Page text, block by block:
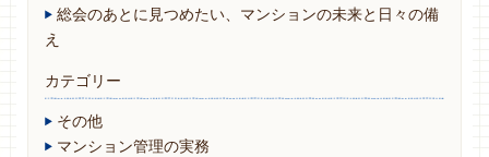
総会のあとに見つめたい、マンションの未来と日々の備
え
カテゴリー
その他
マンション管理の実務